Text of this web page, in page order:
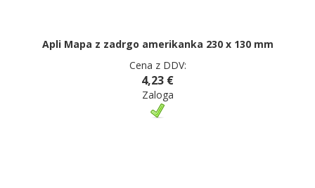
Apli Mapa z zadrgo amerikanka 230 x 130 mm
Cena z DDV:
4,23 €
Zaloga